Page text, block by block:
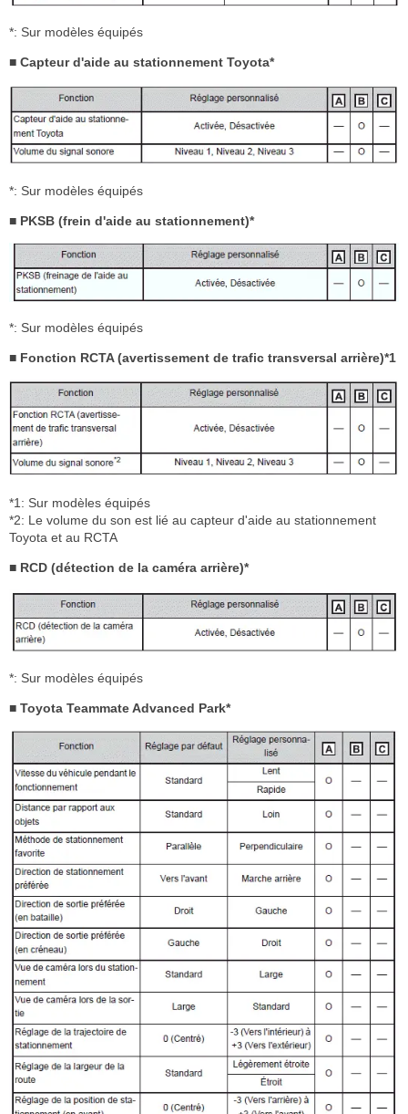
*: Sur modèles équipés
■ Capteur d'aide au stationnement Toyota*
*: Sur modèles équipés
■ PKSB (frein d'aide au stationnement)*
*: Sur modèles équipés
■ Fonction RCTA (avertissement de trafic transversal arrière)*1
*1: Sur modèles équipés
*2: Le volume du son est lié au capteur d'aide au stationnement
Toyota et au RCTA
■ RCD (détection de la caméra arrière)*
*: Sur modèles équipés
■ Toyota Teammate Advanced Park*